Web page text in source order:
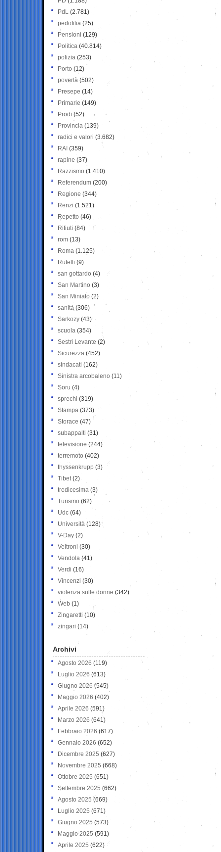
PdL (2.781)
pedofilia (25)
Pensioni (129)
Politica (40.814)
polizia (253)
Porto (12)
povertà (502)
Presepe (14)
Primarie (149)
Prodi (52)
Provincia (139)
radici e valori (3.682)
RAI (359)
rapine (37)
Razzismo (1.410)
Referendum (200)
Regione (344)
Renzi (1.521)
Repetto (46)
Rifiuti (84)
rom (13)
Roma (1.125)
Rutelli (9)
san gottardo (4)
San Martino (3)
San Miniato (2)
sanità (306)
Sarkozy (43)
scuola (354)
Sestri Levante (2)
Sicurezza (452)
sindacati (162)
Sinistra arcobaleno (11)
Soru (4)
sprechi (319)
Stampa (373)
Storace (47)
subappalti (31)
televisione(244)
terremoto (402)
thyssenkrupp (3)
Tibet(2)
tredicesima (3)
Turismo (62)
Udc (64)
Università (128)
V-Day (2)
Veltroni (30)
Vendola (41)
Verdi (16)
Vincenzi (30)
violenza sulle donne (342)
Web (1)
Zingaretti (10)
zingari (14)
Archivi
Agosto 2026 (119)
Luglio 2026 (613)
Giugno 2026 (545)
Maggio 2026 (402)
Aprile 2026 (591)
Marzo 2026 (641)
Febbraio 2026 (617)
Gennaio 2026 (652)
Dicembre 2025 (627)
Novembre 2025 (668)
Ottobre 2025 (651)
Settembre 2025 (662)
Agosto 2025 (669)
Luglio 2025 (671)
Giugno 2025 (573)
Maggio 2025 (591)
Aprile 2025 (622)